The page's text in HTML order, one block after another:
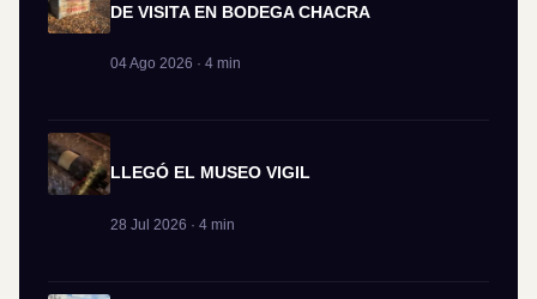
DE VISITA EN BODEGA CHACRA
04 Ago 2026 · 4 min
LLEGÓ EL MUSEO VIGIL
28 Jul 2026 · 4 min